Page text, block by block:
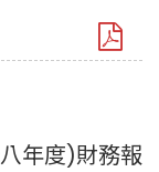
年度)財務報